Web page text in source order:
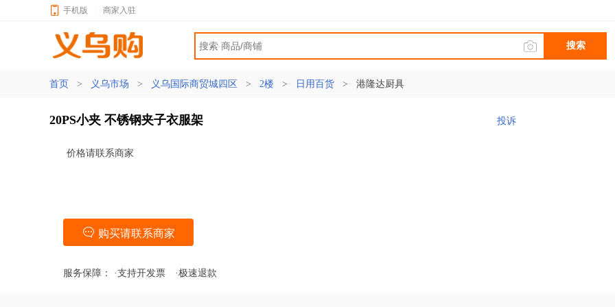
手机版 商家入驻
搜索
首页 > 义乌市场 > 义乌国际商贸城四区 > 2楼 > 日用百货 > 港隆达厨具
20PS小夹 不锈钢夹子衣服架 投诉
价格请联系商家
购买请联系商家
服务保障： ·支持开发票 ·极速退款